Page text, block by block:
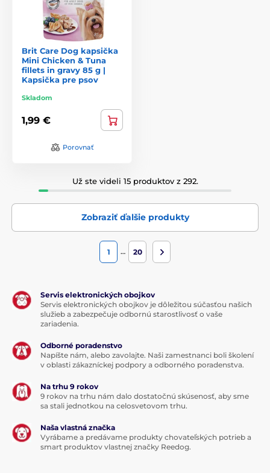
Brit Care Dog kapsička
Mini Chicken & Tuna
fillets in gravy 85 g |
Kapsička pre psov
Skladom
1,99 €
Porovnať
Už ste videli 15 produktov z 292.
Zobraziť ďalšie produkty
1 … 20
Servis elektronických obojkov
Servis elektronických obojkov je dôležitou súčasťou našich
služieb a zabezpečuje odbornú starostlivosť o vaše
zariadenia.
Odborné poradenstvo
Napíšte nám, alebo zavolajte. Naši zamestnanci boli školení
v oblasti zákazníckej podpory a odborného poradenstva.
Na trhu 9 rokov
9 rokov na trhu nám dalo dostatočnú skúsenosť, aby sme
sa stali jednotkou na celosvetovom trhu.
Naša vlastná značka
Vyrábame a predávame produkty chovateľských potrieb a
smart produktov vlastnej značky Reedog.